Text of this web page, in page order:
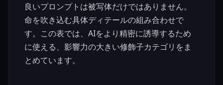
良いプロンプトは被写体だけではありません。
命を吹き込む具体ディテールの組み合わせで
す。この表では、AIをより精密に誘導するため
に使える、影響力の大きい修飾子カテゴリをま
とめています。